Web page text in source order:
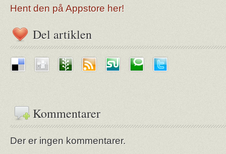
Hent den på Appstore her!
Del artiklen
Kommentarer
Der er ingen kommentarer.